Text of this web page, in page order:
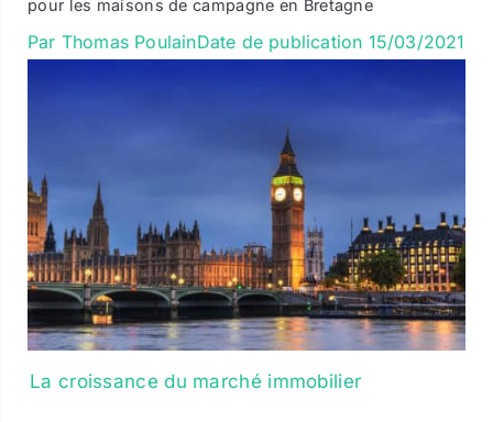
pour les maisons de campagne en Bretagne
Par Thomas PoulainDate de publication 15/03/2021
La croissance du marché immobilier